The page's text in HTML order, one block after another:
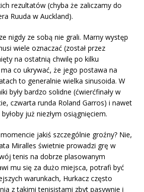
rezultatów (chyba że zaliczamy do
Ruuda w Auckland).
nigdy ze sobą nie grali. Marny występ
wiele oznaczać (został przez
na ostatnią chwilę po kilku
co ukrywać, że jego postawa na
to generalnie wielka sinusoida. W
były bardzo solidne (ćwierćfinały w
czwarta runda Roland Garros) i nawet
już niezłym osiągnięciem.
jakiś szczególnie groźny? Nie,
Miralles świetnie prowadzi grę w
tenis na dobrze plasowanym
mu się za dużo miejsca, potrafi być
warunkach, Hurkacz często
z takimi tenisistami zbyt pasywnie i